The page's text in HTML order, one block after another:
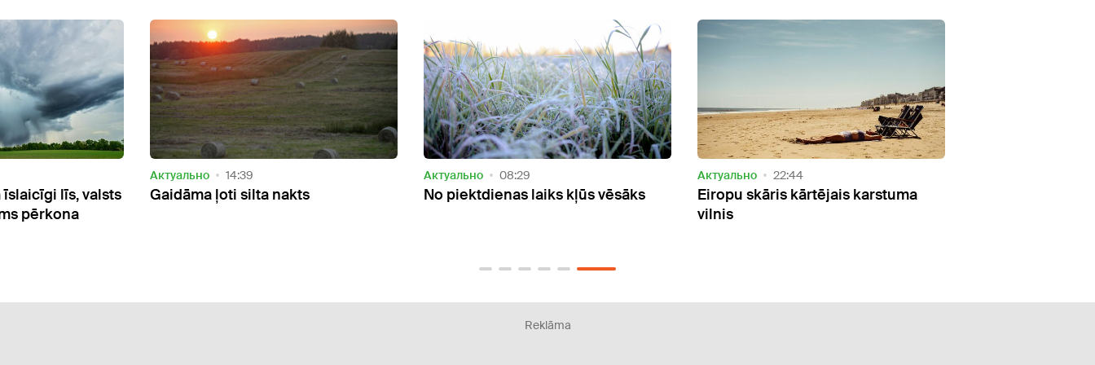
līs, valsts
pērkona
Актуально 14:39
Gaidāma ļoti silta nakts
Актуально 08:29
No piektdienas laiks kļūs vēsāks
Актуально 22:44
Eiropu skāris kārtējais karstuma
vilnis
Reklāma